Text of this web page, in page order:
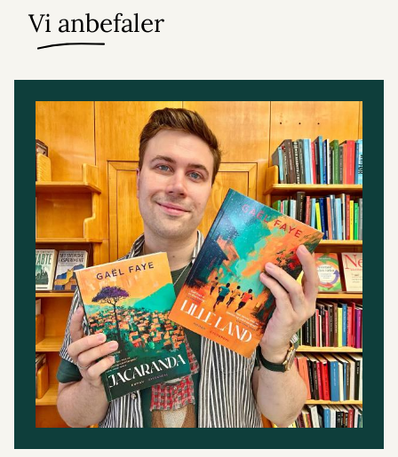
Vi anbefaler